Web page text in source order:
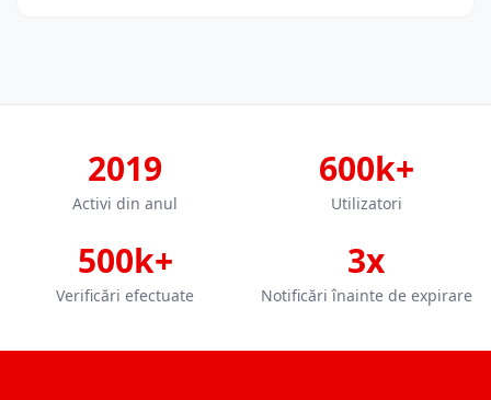
2019
Activi din anul
600k+
Utilizatori
500k+
Verificări efectuate
3x
Notificări înainte de expirare